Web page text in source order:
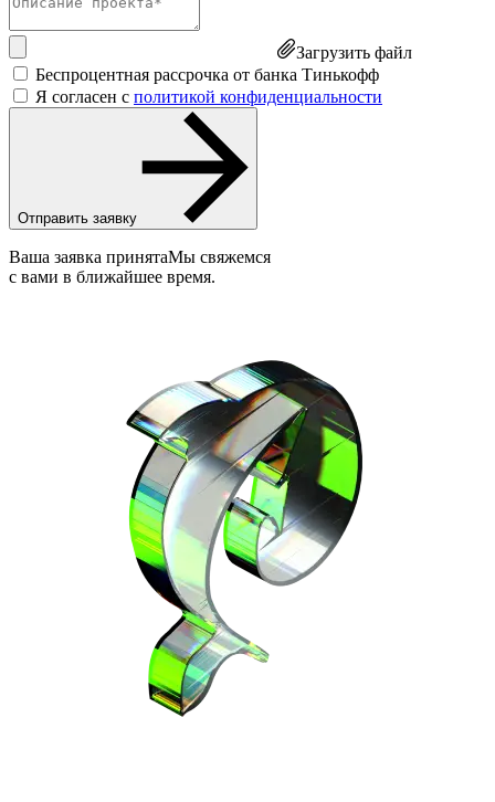
Загрузить файл
Беспроцентная рассрочка от банка Тинькофф
Я согласен с политикой конфиденциальности
Отправить заявку
Ваша заявка принятаМы свяжемся
с вами в ближайшее время.